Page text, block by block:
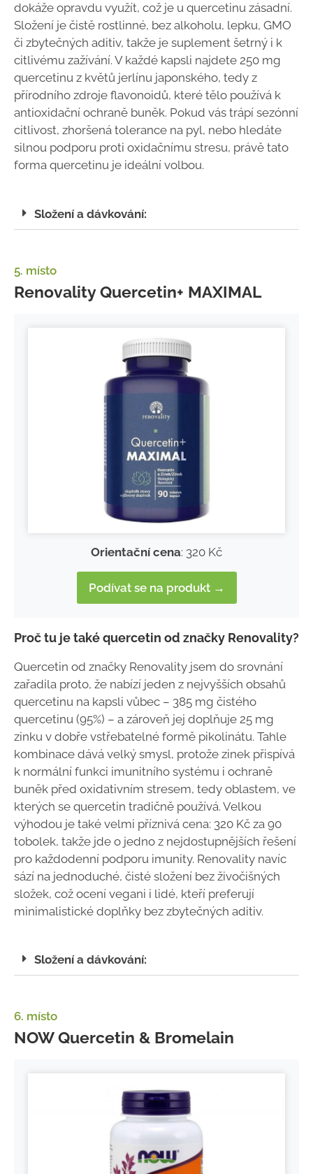
dokáže opravdu využít, což je u quercetinu zásadní.
Složení je čistě rostlinné, bez alkoholu, lepku, GMO
či zbytečných aditiv, takže je suplement šetrný i k
citlivému zažívání. V každé kapsli najdete 250 mg
quercetinu z květů jerlínu japonského, tedy z
přírodního zdroje flavonoidů, které tělo používá k
antioxidační ochraně buněk. Pokud vás trápí sezónní
citlivost, zhoršená tolerance na pyl, nebo hledáte
silnou podporu proti oxidačnímu stresu, právě tato
forma quercetinu je ideální volbou.
Složení a dávkování:
5. místo
Renovality Quercetin+ MAXIMAL
Orientační cena: 320 Kč
Podívat se na produkt →
Proč tu je také quercetin od značky Renovality?
Quercetin od značky Renovality jsem do srovnání
zařadila proto, že nabízí jeden z nejvyšších obsahů
quercetinu na kapsli vůbec – 385 mg čistého
quercetinu (95%) – a zároveň jej doplňuje 25 mg
zinku v dobře vstřebatelné formě pikolinátu. Tahle
kombinace dává velký smysl, protože zinek přispívá
k normální funkci imunitního systému i ochraně
buněk před oxidativním stresem, tedy oblastem, ve
kterých se quercetin tradičně používá. Velkou
výhodou je také velmi příznivá cena: 320 Kč za 90
tobolek, takže jde o jedno z nejdostupnějších řešení
pro každodenní podporu imunity. Renovality navíc
sází na jednoduché, čisté složení bez živočišných
složek, což ocení vegani i lidé, kteří preferují
minimalistické doplňky bez zbytečných aditiv.
Složení a dávkování:
6. místo
NOW Quercetin & Bromelain